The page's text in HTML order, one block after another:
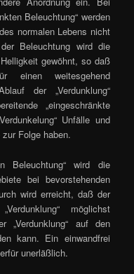
Beleuchtung“ werden
normalen Lebens nicht
Beleuchtung wird die
gewöhnt, so daß
einen weitesgehend
der „Verdunklung“
„eingeschränkte
Unfälle und
Folge haben.
Beleuchtung“ wird die
bei bevorstehenden
wird erreicht, daß der
möglichst
„Verdunklung“ auf den
kann. Ein einwandfrei
unerläßlich.